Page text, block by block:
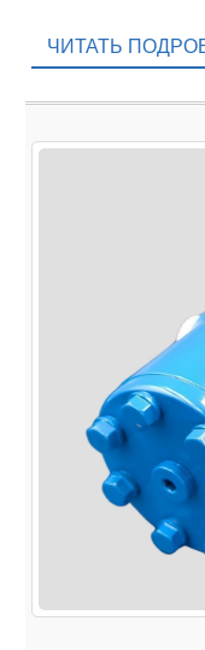
and agricultural
ЧИТАТЬ